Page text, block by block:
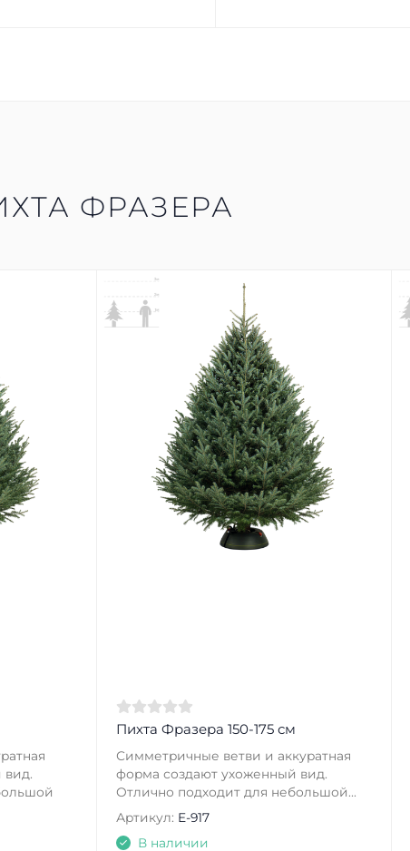
ФРАЗЕРА
вид.
Пихта Фразера 150-175 см
Симметричные ветви и аккуратная
форма создают ухоженный вид.
Отлично подходит для небольшой...
Артикул: E-917
В наличии